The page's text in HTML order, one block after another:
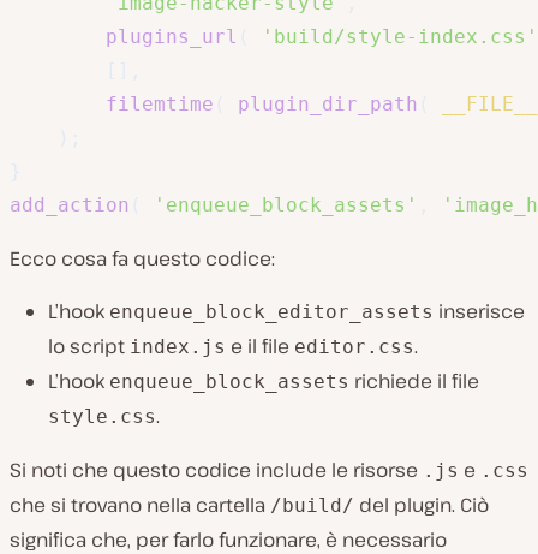
plugins_url
'build/style-index.css'
filemtime
plugin_dir_path
__FILE__
add_action
'enqueue_block_assets'
Ecco cosa fa questo codice:
L’hook enqueue_block_editor_assets inserisce
lo script index.js e il file editor.css.
L’hook enqueue_block_assets richiede il file
style.css.
Si noti che questo codice include le risorse .js e .css
che si trovano nella cartella /build/ del plugin. Ciò
significa che, per farlo funzionare, è necessario